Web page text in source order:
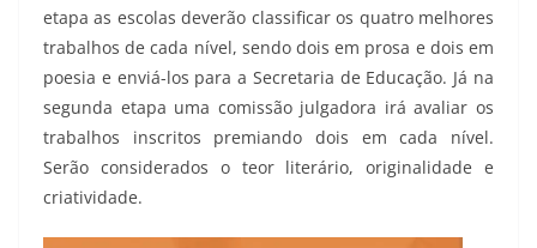
etapa as escolas deverão classificar os quatro melhores
trabalhos de cada nível, sendo dois em prosa e dois em
poesia e enviá-los para a Secretaria de Educação. Já na
segunda etapa uma comissão julgadora irá avaliar os
trabalhos inscritos premiando dois em cada nível.
Serão considerados o teor literário, originalidade e
criatividade.